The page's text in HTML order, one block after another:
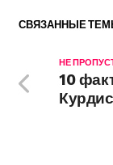
СВЯЗАННЫЕ
НЕ
10